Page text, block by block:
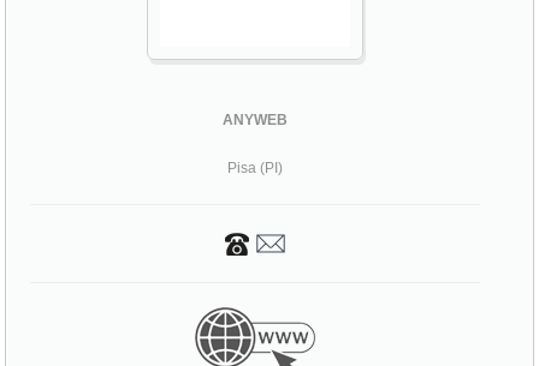
ANYWEB
Pisa (PI)